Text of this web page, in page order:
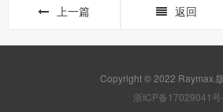
上一篇 返回
Copyright © 2022 Raymax.
浙ICP备17029041号